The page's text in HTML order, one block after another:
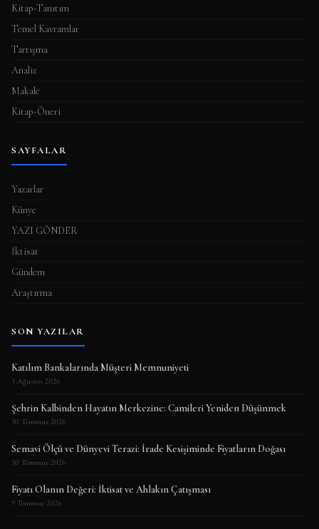
Kitap-Tanıtım
Temel Kavramlar
Tartışma
Analiz
Makale
Kitap-Öneri
SAYFALAR
Yazarlar
Künye
YAZI GÖNDER
İktisat
Gündem
Araştırma
SON YAZILAR
Katılım Bankalarında Müşteri Memnuniyeti
3 Ağustos 2026
Şehrin Kalbinden Hayatın Merkezine: Camileri Yeniden Düşünmek
30 Temmuz 2026
Semavi Ölçü ve Dünyevi Terazi: İrade Kesişiminde Fiyatların Doğası
30 Temmuz 2026
Fiyatı Olanın Değeri: İktisat ve Ahlakın Çatışması
9 Temmuz 2026